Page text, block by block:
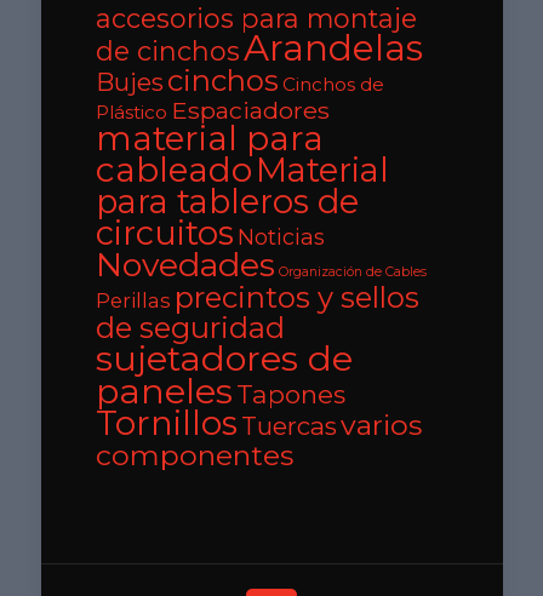
accesorios para montaje
de cinchosArandelas
Bujes cinchos Cinchos de
Plástico Espaciadores
material para
cableadoMaterial
para tableros de
circuitos Noticias
Novedades Organización de Cables
Perillas precintos y sellos
de seguridad
sujetadores de
paneles Tapones
Tornillos Tuercasvarios
componentes